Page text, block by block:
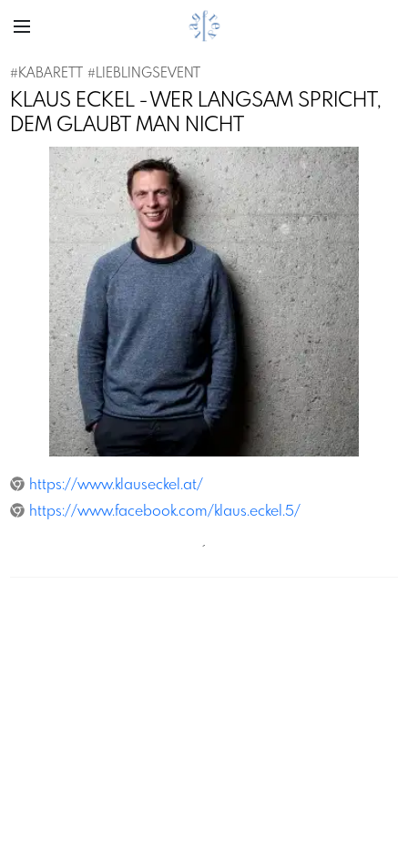
#KABARETT #LIEBLINGSEVENT
KLAUS ECKEL - WER LANGSAM SPRICHT,
DEM GLAUBT MAN NICHT
Previous Next
https://www.klauseckel.at/
https://www.facebook.com/klaus.eckel.5/
´